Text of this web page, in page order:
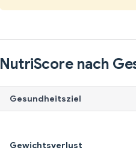
NutriScore nach
Gesundheitsziel
Gewichtsverlust